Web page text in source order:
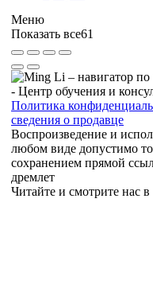
Меню
Показать все61
- Центр обучения и
Политика
сведения о продавце
Воспроизведение и
любом виде допустимо
сохранением прямой
дремлет
Читайте и смотрите нас в